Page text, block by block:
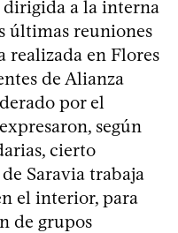
dirigida a la interna
últimas reuniones
realizada en Flores
de Alianza
por el
según
cierto
Saravia trabaja
el interior, para
de grupos